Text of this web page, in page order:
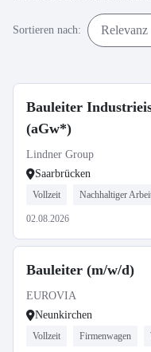
Sortieren nach: Relevanz
Bauleiter
(aGw*)
Lindner Group
Saarbrücken
Vollzeit Nachhaltiger
02.08.2026
Bauleiter (m/w/d)
EUROVIA
Neunkirchen
Vollzeit Firmenwagen